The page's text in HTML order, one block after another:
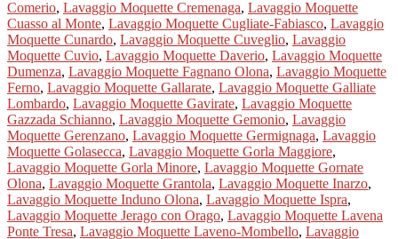
Comerio, Lavaggio Moquette Cremenaga, Lavaggio Moquette
Cuasso al Monte, Lavaggio Moquette Cugliate-Fabiasco, Lavaggio
Moquette Cunardo, Lavaggio Moquette Cuveglio, Lavaggio
Moquette Cuvio, Lavaggio Moquette Daverio, Lavaggio Moquette
Dumenza, Lavaggio Moquette Fagnano Olona, Lavaggio Moquette
Ferno, Lavaggio Moquette Gallarate, Lavaggio Moquette Galliate
Lombardo, Lavaggio Moquette Gavirate, Lavaggio Moquette
Gazzada Schianno, Lavaggio Moquette Gemonio, Lavaggio
Moquette Gerenzano, Lavaggio Moquette Germignaga, Lavaggio
Moquette Golasecca, Lavaggio Moquette Gorla Maggiore,
Lavaggio Moquette Gorla Minore, Lavaggio Moquette Gornate
Olona, Lavaggio Moquette Grantola, Lavaggio Moquette Inarzo,
Lavaggio Moquette Induno Olona, Lavaggio Moquette Ispra,
Lavaggio Moquette Jerago con Orago, Lavaggio Moquette Lavena
Ponte Tresa, Lavaggio Moquette Laveno-Mombello, Lavaggio